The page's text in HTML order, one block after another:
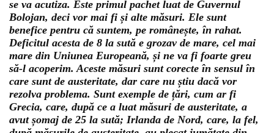
se va acutiza. Este primul pachet luat de Guvernul
Bolojan, deci vor mai fi și alte măsuri. Ele sunt
benefice pentru că suntem, pe românește, în rahat.
Deficitul acesta de 8 la sută e grozav de mare, cel mai
mare din Uniunea Europeană, și ne va fi foarte greu
să-l acoperim. Aceste măsuri sunt corecte în sensul în
care sunt de austeritate, dar care nu știu dacă vor
rezolva problema. Sunt exemple de țări, cum ar fi
Grecia, care, după ce a luat măsuri de austeritate, a
avut șomaj de 25 la sută; Irlanda de Nord, care, la fel,